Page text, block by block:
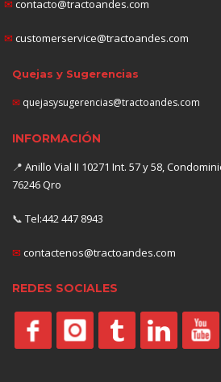
✉ contacto@tractoandes.com
✉ customerservice@tractoandes.com
Quejas y Sugerencias
✉ quejasysugerencias@tractoandes.com
INFORMACIÓN
📍 Anillo Vial II 10271 Int. 57 y 58,
76246 Qro
📞 Tel:442 447 8943
✉ contactenos@tractoandes.com
REDES SOCIALES